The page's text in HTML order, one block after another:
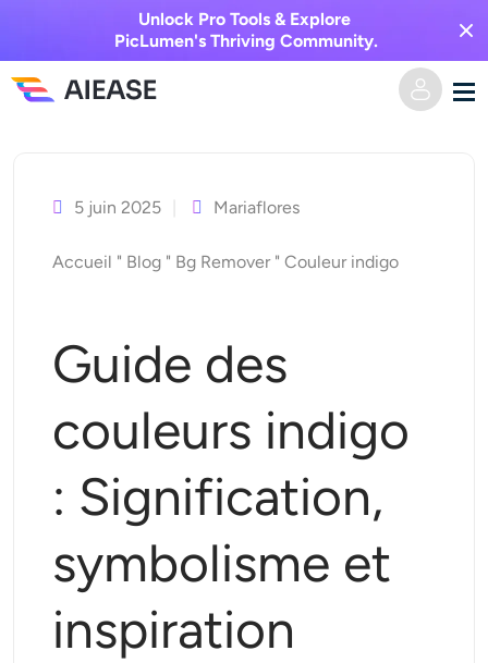
Unlock Pro Tools & Explore
PicLumen's Thriving Community.
Vidéo IA
Texte en vidéo
Effets vidéo
Générateur de baisers IA
Générateur de câlins IA
Générateur de danse IA
Modèles d’IA pris en charge
Seedance 2.0 Kling 2.6 Motion Control
Effets vidéo
Texte en image
Modèles d’IA pris en charge
Nano banane Flux Kontext
Rehausseur de photos
Extracteur d’objets
Dissolvant de filigrane
content
5 juin 2025 Mariaflores
Accueil " Blog " Bg Remover"Couleur indigo
Guide des
couleurs indigo
: Signification,
symbolisme et
inspiration